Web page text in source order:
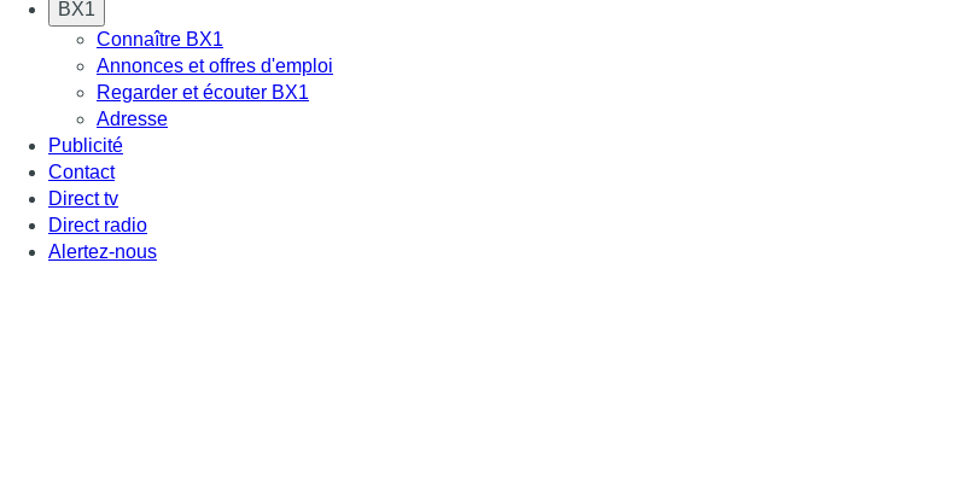
BX1
Connaître BX1
Annonces et offres d'emploi
Regarder et écouter BX1
Adresse
Publicité
Contact
Direct tv
Direct radio
Alertez-nous